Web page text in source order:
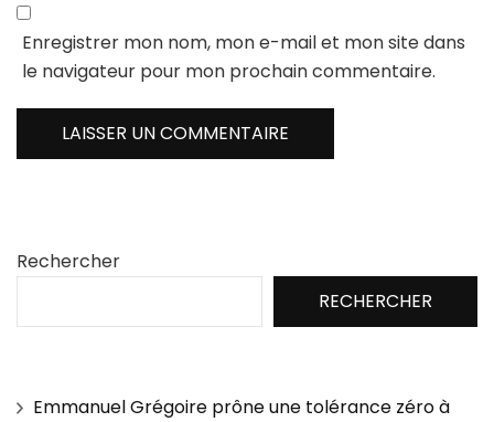
Enregistrer mon nom, mon e-mail et mon site dans
le navigateur pour mon prochain commentaire.
Rechercher
RECHERCHER
Emmanuel Grégoire prône une tolérance zéro à